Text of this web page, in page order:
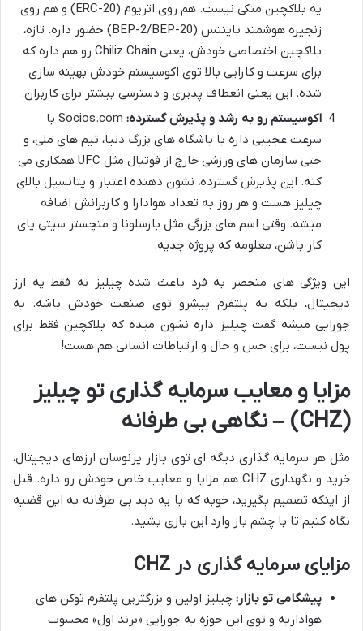
یه بلاکچین متکی نیست. هم روی اتریوم (ERC-20) و هم روی
زنجیره هوشمند بایننس (BEP-2/BEP-20) حضور داره. تازه،
بلاکچین اختصاصی خودش، یعنی Chiliz Chain رو هم داره که
برای سرعت و کارایی بالا توی اکوسیستم خودش بهینه سازی
شده. این یعنی انعطاف پذیری و دسترسی بیشتر برای کاربران.
اکوسیستم رو به رشد و پذیرش گسترده:
Socios.com با
سرعت عجیبی داره با باشگاه های بزرگ دنیا، تیم های ملی، و
حتی سازمان های ورزشی خارج از فوتبال مثل UFC همکاری می
کنه. این پذیرش گسترده، نشون دهنده اعتبار و پتانسیل بالای
چیلیز هست و هر روز به تعداد هوادارا و کاربرانش اضافه
میشه. وقتی اسم های بزرگی مثل بارسلونا و منچستر سیتی پای
کار باشن، معلومه که پروژه جدیه.
این ویژگی های منحصر به فرد باعث شده چیلیز نه فقط یه ارز
دیجیتال، بلکه یه پلتفرم پیشرو توی صنعت خودش باشه. یه
جورایی میشه گفت چیلیز داره نشون میده که بلاکچین فقط برای
پول نیست، برای حس و حال و ارتباطات انسانی هم هست!
مزایا و معایب سرمایه گذاری تو چیلیز
(CHZ) – نگاهی بی طرفانه
مثل هر سرمایه گذاری دیگه ای توی بازار پرنوسان ارزهای دیجیتال،
خرید و نگهداری CHZ هم مزایا و معایب خاص خودش رو داره. قبل
از اینکه تصمیم بگیرید، خوبه که با یه دید بی طرفانه به این قضیه
نگاه کنیم تا با چشم باز وارد این بازی بشید.
مزایای سرمایه گذاری در CHZ
پیشگامی تو بازار: چیلیز اولین و بزرگترین پلتفرم توکن های
هواداریه و توی این حوزه یه جورایی «برند اول» محسوب